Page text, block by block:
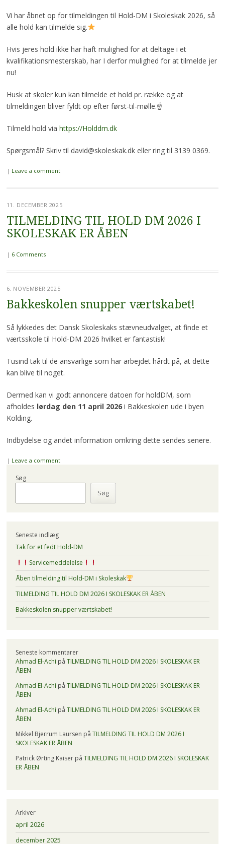
Vi har åbnet op for tilmeldingen til Hold-DM i Skoleskak 2026, så
alle hold kan tilmelde sig.
Hvis jeres hold ikke har haft mulighed for at deltage i et
kvalifikationsmesterskab, har I derfor mulighed for at tilmelde jer
nu!
Husk at skoler kun kan tilmelde et hold pr. række og at
tilmeldingen bliver fyldt op efter først-til-mølle.☝️
Tilmeld hold via https://Holddm.dk
Spørgsmål? Skriv til david@skoleskak.dkeller ring til 3139 0369.
| Leave a comment
11. DECEMBER 2025
TILMELDING TIL HOLD DM 2026 I
SKOLESKAK ER ÅBEN
| 6 Comments
6. NOVEMBER 2025
Bakkeskolen snupper værtskabet!
Så lykkedes det Dansk Skoleskaks stævneudvalget, at finde et
værtsskole til Hold-DM 2026 hvilket er fantastisk!
Tusind tak til de ansvarlige som har arbejdet hårdt på, at dette
kan blive til noget.
Dermed kan vi godt annoncere datoen for holdDM, som
afholdes lørdag den 11 april 2026i Bakkeskolen ude i byen
Kolding.
Indbydelse og andet information omkring dette sendes senere.
| Leave a comment
Søg
Søg
Seneste indlæg
Tak for et fedt Hold-DM
Servicemeddelelse
Åben tilmelding til Hold-DM i Skoleskak
TILMELDING TIL HOLD DM 2026 I SKOLESKAK ER ÅBEN
Bakkeskolen snupper værtskabet!
Seneste kommentarer
Ahmad El-Achi på TILMELDING TIL HOLD DM 2026 I SKOLESKAK ER
ÅBEN
Ahmad El-Achi på TILMELDING TIL HOLD DM 2026 I SKOLESKAK ER
ÅBEN
Ahmad El-Achi på TILMELDING TIL HOLD DM 2026 I SKOLESKAK ER
ÅBEN
Mikkel Bjerrum Laursen på TILMELDING TIL HOLD DM 2026 I
SKOLESKAK ER ÅBEN
Patrick Ørting Kaiserpå TILMELDING TIL HOLD DM 2026 I SKOLESKAK
ER ÅBEN
Arkiver
april 2026
december 2025